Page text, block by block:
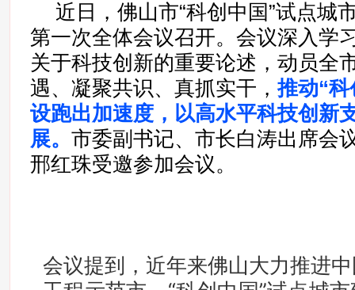
近日，佛山市“科创中国”试点城
第一次全体会议召开。会议深入学
关于科技创新的重要论述，动员全
遇、凝聚共识、真抓实干， 推动“
设跑出加速度，以高水平科技创新
展。 市委副书记、市长白涛出席会
邢红珠受邀参加会议。
会议提到，近年来佛山大力推进